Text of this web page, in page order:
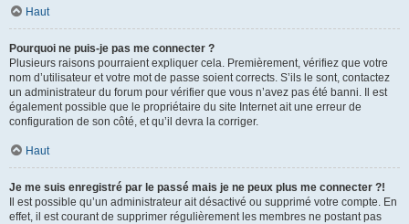
Haut
Pourquoi ne puis-je pas me connecter ?
Plusieurs raisons pourraient expliquer cela. Premièrement, vérifiez que votre
nom d’utilisateur et votre mot de passe soient corrects. S’ils le sont, contactez
un administrateur du forum pour vérifier que vous n’avez pas été banni. Il est
également possible que le propriétaire du site Internet ait une erreur de
configuration de son côté, et qu’il devra la corriger.
Haut
Je me suis enregistré par le passé mais je ne peux plus me connecter ?!
Il est possible qu’un administrateur ait désactivé ou supprimé votre compte. En
effet, il est courant de supprimer régulièrement les membres ne postant pas